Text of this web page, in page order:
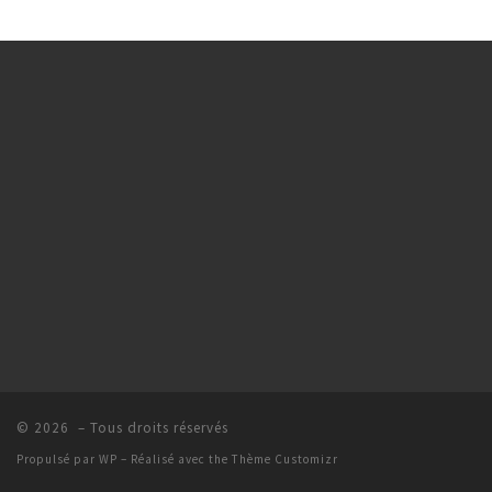
© 2026 – Tous droits réservés
Propulsé par WP – Réalisé avec the Thème Customizr